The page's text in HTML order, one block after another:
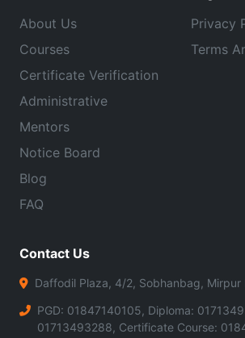
About Us
Courses
Certificate Verification
Administrative
Mentors
Notice Board
Blog
FAQ
Privacy
Terms
Contact Us
Daffodil Plaza, 4/2, Sobhanbag, Mirpur
PGD: 01847140105, Diploma:
01713493288, Certificate Course: